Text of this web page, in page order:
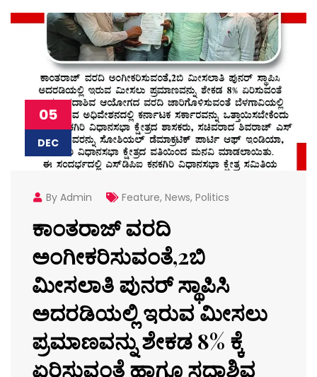
05
DEC
By Admin Feature, News, Politics
ಕಾಂತರಾಜ್ ವರದಿ
ಅಂಗೀಕರಿಸುವಂತೆ,2ಬಿ
ಮೀಸಲಾತಿ ಪುನರ್ ಸ್ಥಾಪಿಸಿ
ಅದರಡಿಯಲ್ಲಿ ಇರುವ ಮೀಸಲು
ಪ್ರಮಾಣವನ್ನು ಶೇಕಡ 8% ಕ್ಕೆ
ಏರಿಸುವಂತೆ ಹಾಗೂ ಸದಾಶಿವ